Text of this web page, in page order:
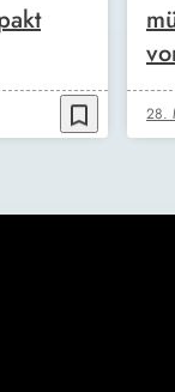
bookmark_border 28.